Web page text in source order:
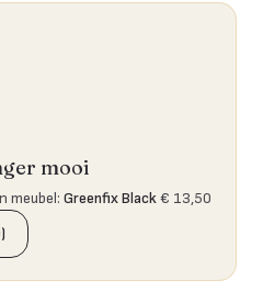
mooi
meubel: Greenfix Black€ 13,50